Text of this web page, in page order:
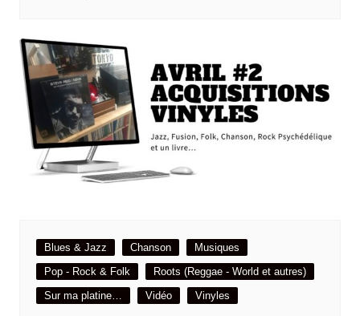
Blues & Jazz Chanson
Musiques
Pop - Rock & Folk
Roots (Reggae - World et autres)
Sur ma platine…
Vidéo Vinyles